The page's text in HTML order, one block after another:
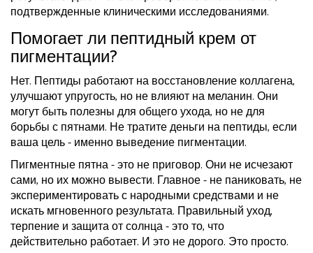
подтвержденные клиническими исследованиями.
Помогает ли пептидный крем от
пигментации?
Нет. Пептиды работают на восстановление коллагена,
улучшают упругость, но не влияют на меланин. Они
могут быть полезны для общего ухода, но не для
борьбы с пятнами. Не тратите деньги на пептиды, если
ваша цель - именно выведение пигментации.
Пигментные пятна - это не приговор. Они не исчезают
сами, но их можно вывести. Главное - не паниковать, не
экспериментировать с народными средствами и не
искать мгновенного результата. Правильный уход,
терпение и защита от солнца - это то, что
действительно работает. И это не дорого. Это просто.